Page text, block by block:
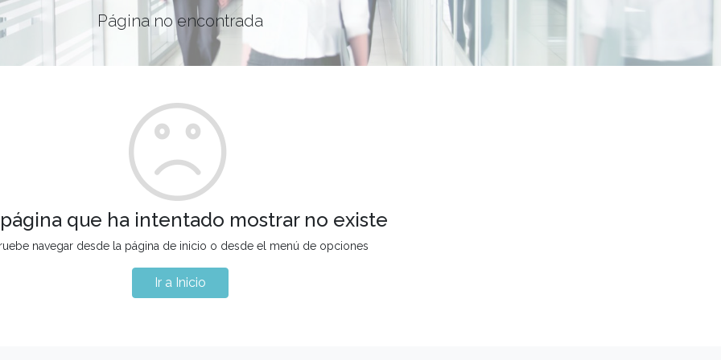
Página no encontrada
que ha intentado mostrar no existe
navegar desde la página de inicio o desde el menú de opciones
Ir a Inicio